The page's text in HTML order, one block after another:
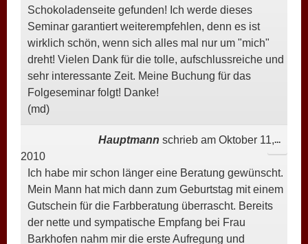
Schokoladenseite gefunden! Ich werde dieses
Seminar garantiert weiterempfehlen, denn es ist
wirklich schön, wenn sich alles mal nur um "mich"
dreht! Vielen Dank für die tolle, aufschlussreiche und
sehr interessante Zeit. Meine Buchung für das
Folgeseminar folgt! Danke!
(md)
Hauptmann schrieb am Oktober 11,
2010
Ich habe mir schon länger eine Beratung gewünscht.
Mein Mann hat mich dann zum Geburtstag mit einem
Gutschein für die Farbberatung überrascht. Bereits
der nette und sympatische Empfang bei Frau
Barkhofen nahm mir die erste Aufregung und
...DIESE
EIN-/